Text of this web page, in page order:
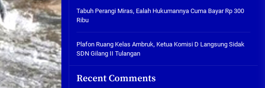
05/08/2026
Hukumannya Cuma Bayar Rp
300 Ribu
Plafon Ruang Kelas Ambruk,
Ketua Komisi D Langsung Sidak
Tabuh Perangi Miras, Ealah Hukumannya Cuma Bayar Rp 300
Ribu
Plafon Ruang Kelas Ambruk, Ketua Komisi D Langsung Sidak
SDN Gilang II Tulangan
Recent Comments